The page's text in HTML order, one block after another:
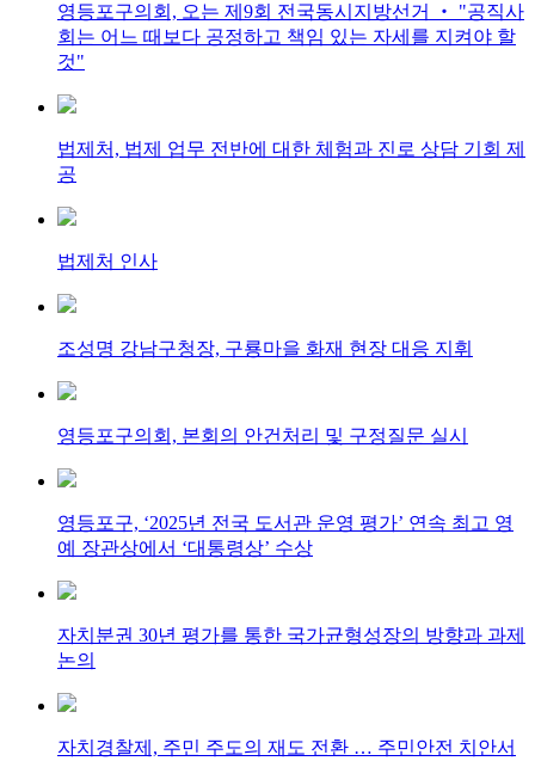
영등포구의회, 오는 제9회 전국동시지방선거 ‧ "공직사
회는 어느 때보다 공정하고 책임 있는 자세를 지켜야 할
것"
법제처, 법제 업무 전반에 대한 체험과 진로 상담 기회 제
공
법제처 인사
조성명 강남구청장, 구룡마을 화재 현장 대응 지휘
영등포구의회, 본회의 안건처리 및 구정질문 실시
영등포구, ‘2025년 전국 도서관 운영 평가’ 연속 최고 영
예 장관상에서 ‘대통령상’ 수상
자치분권 30년 평가를 통한 국가균형성장의 방향과 과제
논의
자치경찰제, 주민 주도의 재도 전환 … 주민안전 치안서